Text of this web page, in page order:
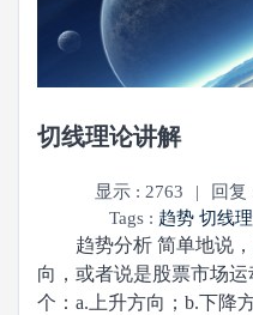
切线理论讲解
显示 : 2763 | 回复
Tags : 趋势 切线
趋势分析 简单地说，
向，或者说是股票市场
个：a.上升方向；b.下降